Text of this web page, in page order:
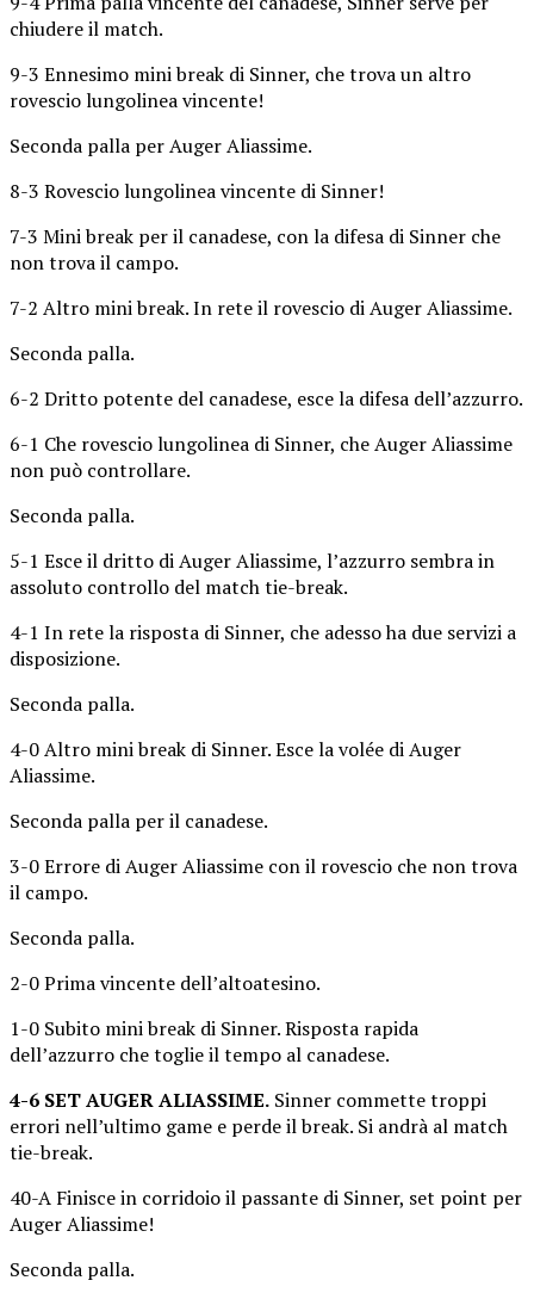
chiudere il match.
9-3 Ennesimo mini break di Sinner, che trova un altro
rovescio lungolinea vincente!
Seconda palla per Auger Aliassime.
8-3 Rovescio lungolinea vincente di Sinner!
7-3 Mini break per il canadese, con la difesa di Sinner che
non trova il campo.
7-2 Altro mini break. In rete il rovescio di Auger Aliassime.
Seconda palla.
6-2 Dritto potente del canadese, esce la difesa dell’azzurro.
6-1 Che rovescio lungolinea di Sinner, che Auger Aliassime
non può controllare.
Seconda palla.
5-1 Esce il dritto di Auger Aliassime, l’azzurro sembra in
assoluto controllo del match tie-break.
4-1 In rete la risposta di Sinner, che adesso ha due servizi a
disposizione.
Seconda palla.
4-0 Altro mini break di Sinner. Esce la volée di Auger
Aliassime.
Seconda palla per il canadese.
3-0 Errore di Auger Aliassime con il rovescio che non trova
il campo.
Seconda palla.
2-0 Prima vincente dell’altoatesino.
1-0 Subito mini break di Sinner. Risposta rapida
dell’azzurro che toglie il tempo al canadese.
4-6 SET AUGER ALIASSIME. Sinner commette troppi
errori nell’ultimo game e perde il break. Si andrà al match
tie-break.
40-A Finisce in corridoio il passante di Sinner, set point per
Auger Aliassime!
Seconda palla.